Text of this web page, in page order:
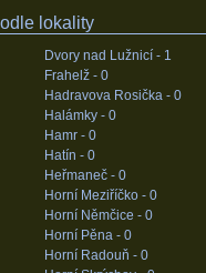
lokality
Dvory nad Lužnicí - 1
Frahelž - 0
Hadravova Rosička - 0
Halámky - 0
Hamr - 0
Hatín - 0
Heřmaneč - 0
Horní Meziříčko - 0
Horní Němčice - 0
Horní Pěna - 0
Horní Radouň - 0